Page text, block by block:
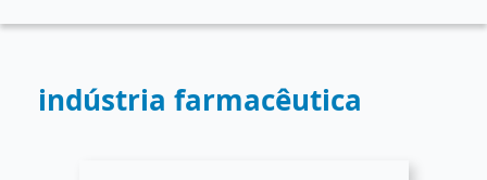
indústria farmacêutica